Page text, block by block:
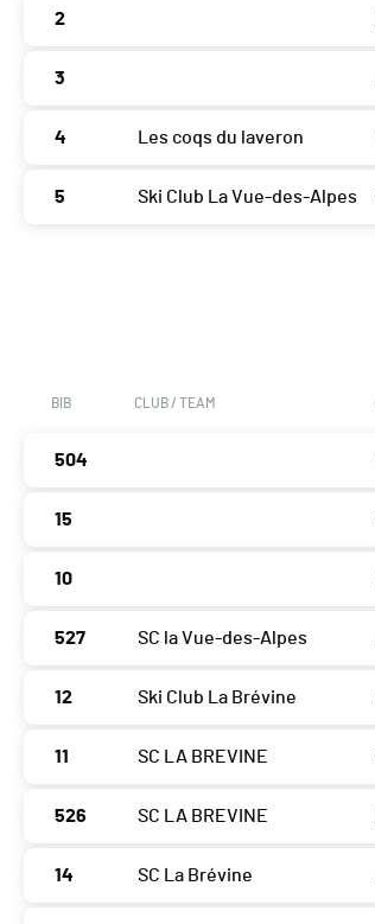
2
3
4 Les coqs du laveron
5 Ski Club La Vue-des-Alpes
BIB CLUB / TEAM
504
15
10
527 SC la Vue-des-Alpes
12 Ski Club La Brévine
11 SC LA BREVINE
526 SC LA BREVINE
14 SC La Brévine